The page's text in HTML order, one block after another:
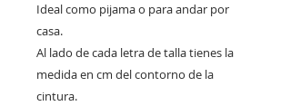
Ideal como pijama o para andar por
casa.
Al lado de cada letra de talla tienes la
medida en cm del contorno de la
cintura.